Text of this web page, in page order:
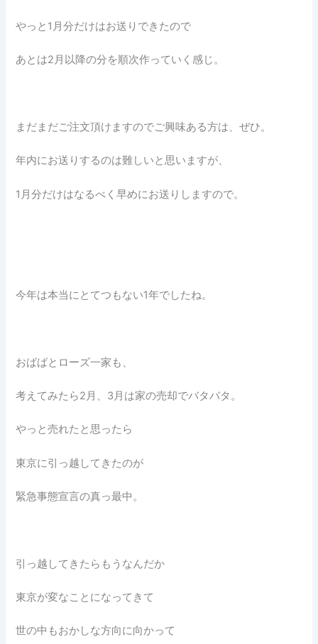
やっと1月分だけはお送りできたので
あとは2月以降の分を順次作っていく感じ。
まだまだご注文頂けますのでご興味ある方は、ぜひ。
年内にお送りするのは難しいと思いますが、
1月分だけはなるべく早めにお送りしますので。
今年は本当にとてつもない1年でしたね。
おばばとローズ一家も、
考えてみたら2月、3月は家の売却でバタバタ。
やっと売れたと思ったら
東京に引っ越してきたのが
緊急事態宣言の真っ最中。
引っ越してきたらもうなんだか
東京が変なことになってきて
世の中もおかしな方向に向かって